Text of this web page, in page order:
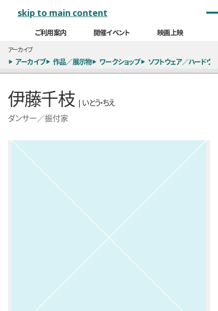
skip to main content
ご利用案内 開催イベント 映画上映
アーカイブ
アーカイブ 作品／展示物 ワークショップ ソフトウェア／ハードウ
伊藤千枝 | いとう・ちえ
ダンサー／振付家